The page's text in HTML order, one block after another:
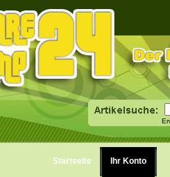
Startseite Ihr Konto